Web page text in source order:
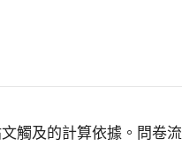
觸及的計算依據。問卷流